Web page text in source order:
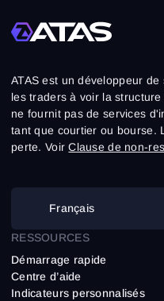
ATAS est un développeur
les traders à voir la
ne fournit pas de services
tant que courtier ou bourse.
perte. VoirClause de non-
Français
RESSOURCES
Démarrage rapide
Centre d’aide
Indicateurs personnalisés